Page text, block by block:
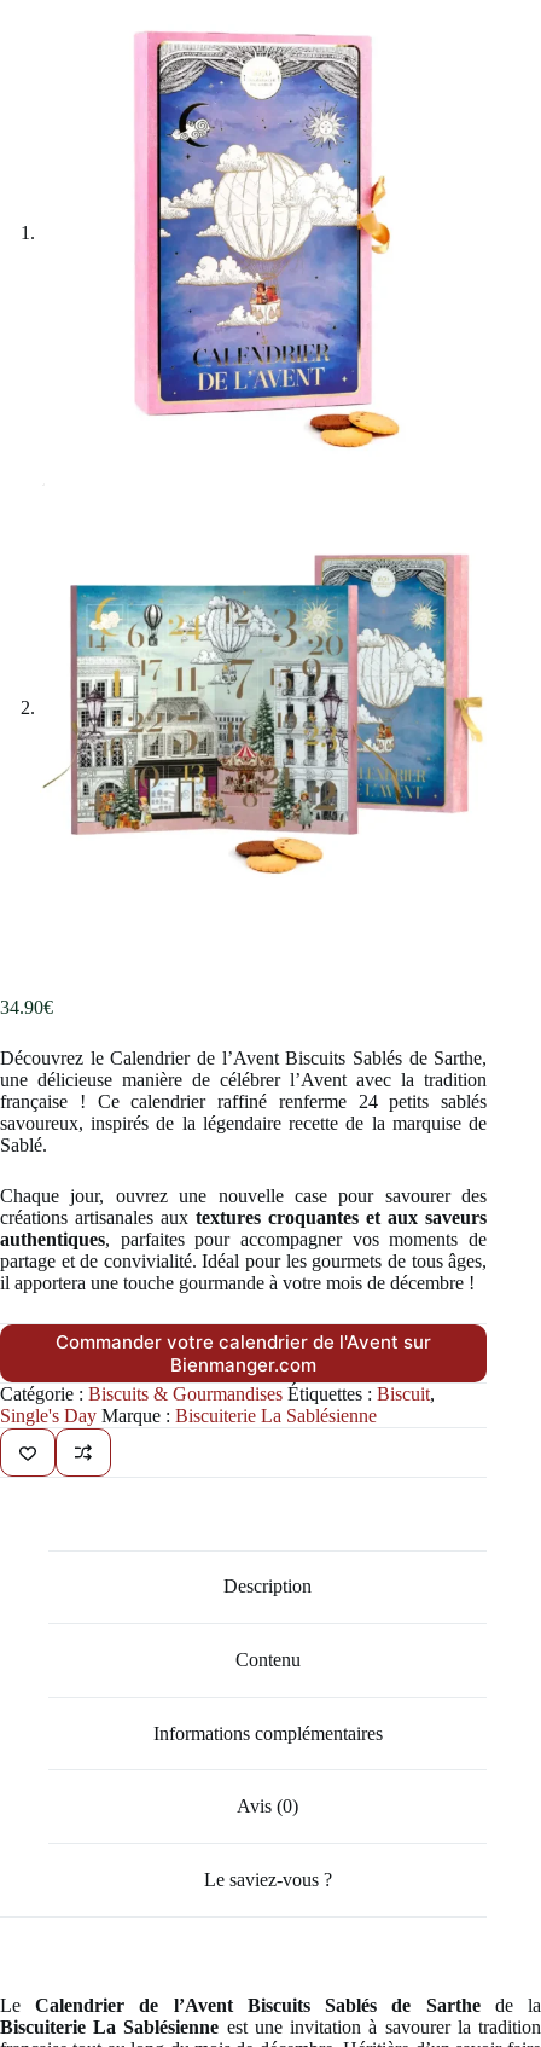
34.90€
Découvrez le Calendrier de l’Avent Biscuits Sablés de Sarthe,
une délicieuse manière de célébrer l’Avent avec la tradition
française ! Ce calendrier raffiné renferme 24 petits sablés
savoureux, inspirés de la légendaire recette de la marquise de
Sablé.
Chaque jour, ouvrez une nouvelle case pour savourer des
créations artisanales aux textures croquantes et aux saveurs
authentiques, parfaites pour accompagner vos moments de
partage et de convivialité. Idéal pour les gourmets de tous âges,
il apportera une touche gourmande à votre mois de décembre !
Commander votre calendrier de l'Avent sur
Bienmanger.com
Catégorie : Biscuits & Gourmandises Étiquettes : Biscuit,
Single's Day Marque : Biscuiterie La Sablésienne
Description
Contenu
Informations complémentaires
Avis (0)
Le saviez-vous ?
LeCalendrier de l’Avent Biscuits Sablés de Sarthede la
Biscuiterie La Sablésienne est une invitation à savourer la tradition